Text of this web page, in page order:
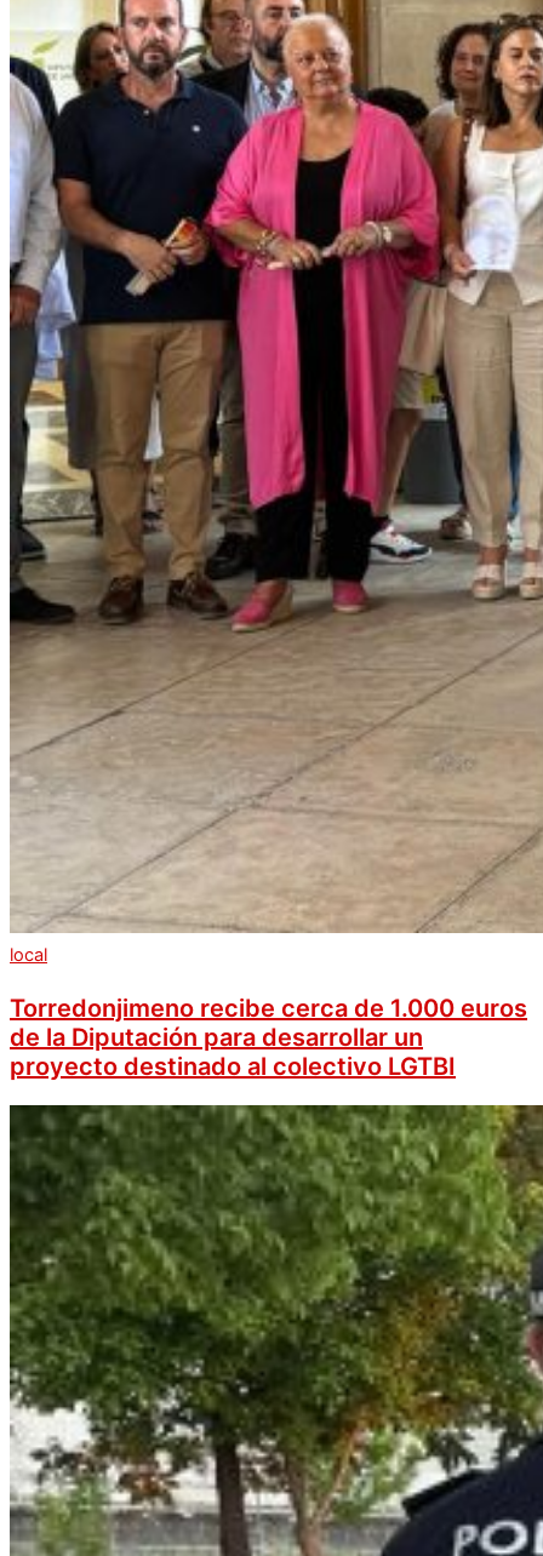
local
Torredonjimeno recibe cerca de 1.000 euros
de la Diputación para desarrollar un
proyecto destinado al colectivo LGTBI